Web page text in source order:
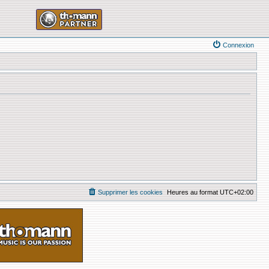
Connexion
Heures au format UTC+02:00
Supprimer les cookies